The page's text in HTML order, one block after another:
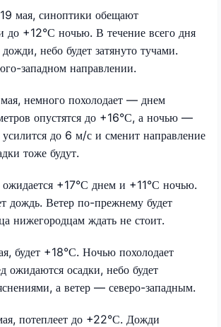
мая, синоптики обещают
до +12°С ночью. В течение всего дня
небо будет затянуто тучами.
западном направлении.
немного похолодает — днем
опустятся до +16°С, а ночью —
до 6 м/с и сменит направление
тоже будут.
+17°С днем и +11°С ночью.
дождь. Ветер по-прежнему будет
нижегородцам ждать не стоит.
будет +18°С. Ночью похолодает
ожидаются осадки, небо будет
а ветер — северо-западным.
потеплеет до +22°С. Дожди